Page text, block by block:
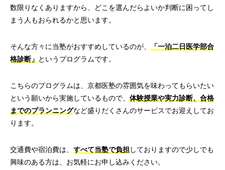
数限りなくありますから、どこを選んだらよいか判断に困ってし
まう人もおられるかと思います。
そんな方々に当塾がおすすめしているのが、
「一泊二日医学部合
格診断」 というプログラムです。
こちらのプログラムは、京都医塾の雰囲気を味わってもらいたい
という願いから実施しているもので、 体験授業や実力診断、合格
までのプランニングなど盛りだくさんのサービスでお迎えしてお
ります。
交通費や宿泊費は、 すべて当塾で負担しておりますので少しでも
興味のある方は、お気軽にお申し込みください。